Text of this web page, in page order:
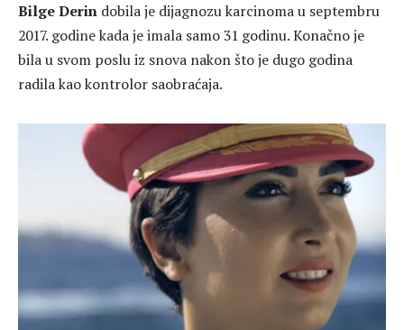
Bilge Derin dobila je dijagnozu karcinoma u septembru
2017. godine kada je imala samo 31 godinu. Konačno je
bila u svom poslu iz snova nakon što je dugo godina
radila kao kontrolor saobraćaja.